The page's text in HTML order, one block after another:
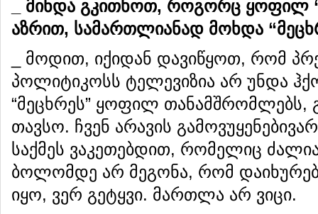
მინდა გკითხოთ, როგორც ყოფილ
აზრით, სამართლიანად მოხდა “
_ მოდით, იქიდან დავიწყოთ, რომ
პოლიტიკოსს ტელევიზია არ უნდა
“მეცხრეს” ყოფილ
თავსო. ჩვენ არავის
საქმეს ვაკეთებდით, რომელიც
ბოლომდე არ მეგონა, რომ
იყო, ვერ გეტყვი. მართლა არ ვიცი.